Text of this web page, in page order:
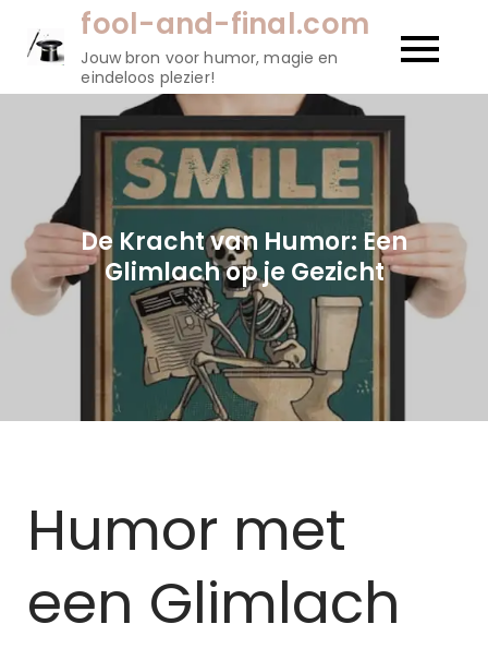
fool-and-final.com
Jouw bron voor humor, magie en
eindeloos plezier!
De Kracht van Humor: Een
Glimlach op je Gezicht
Humor met
een Glimlach